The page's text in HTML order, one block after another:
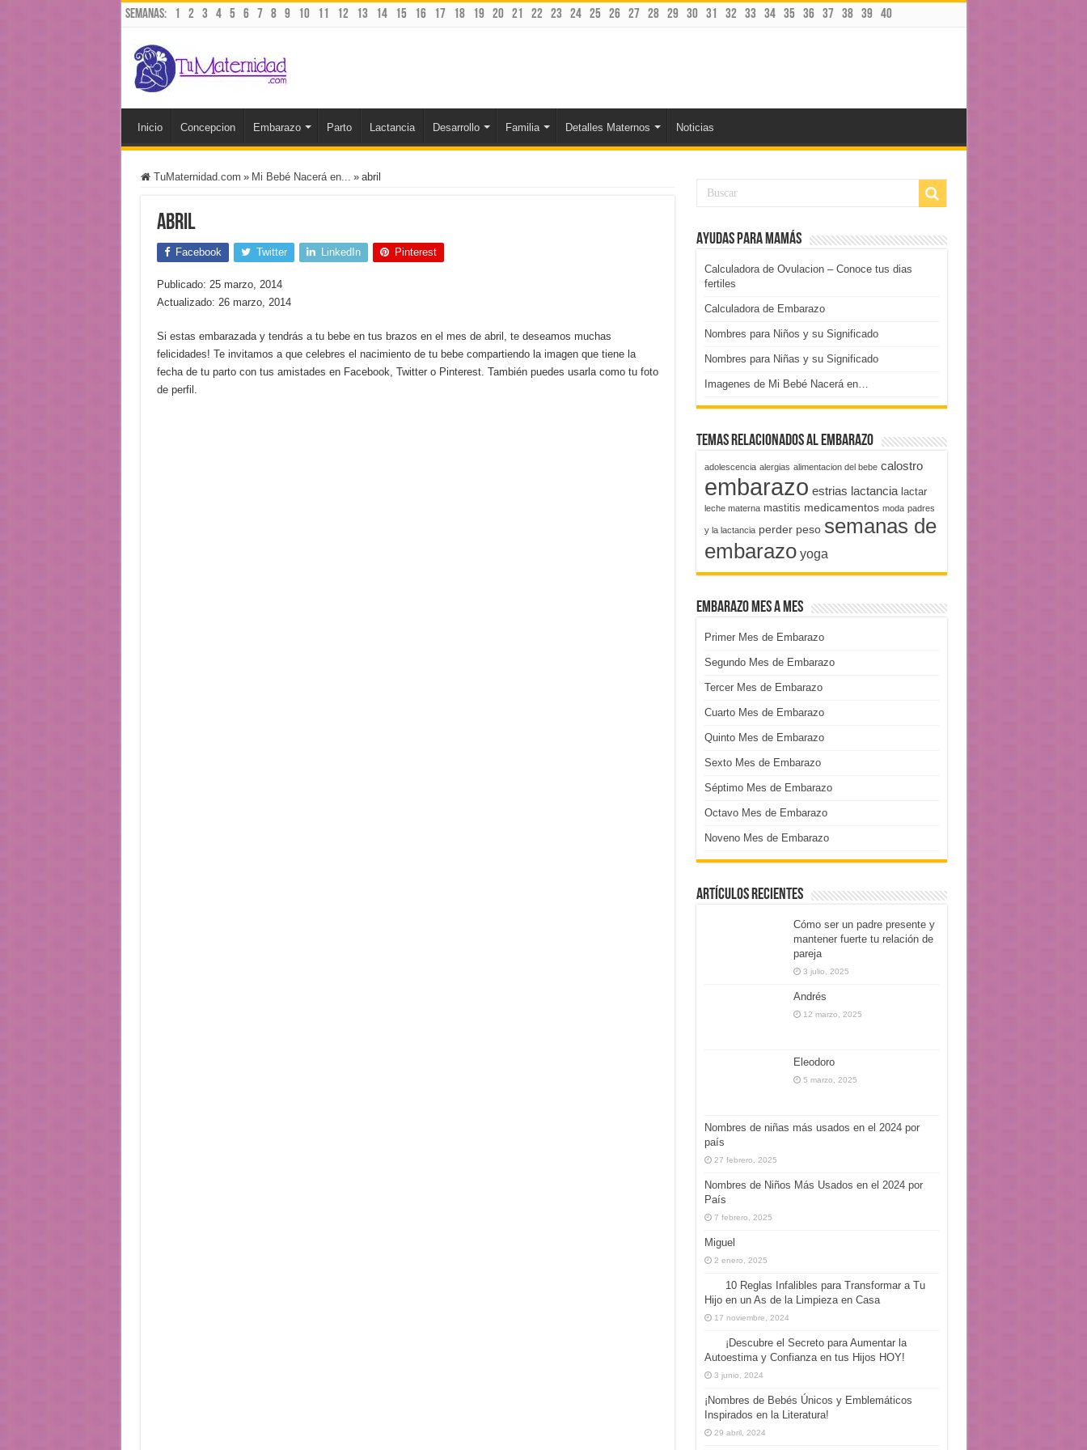
Semanas: 1 2 3 4 5 6 7 8 9 10 11 12 13 14 15 16 17 18 19 20 21 22 23 24 25 26 27 28 29 30 31 32 33 34 35 36 37 38 39 40
Inicio Concepcion Embarazo Parto Lactancia Desarrollo Familia Detalles Maternos Noticias
TuMaternidad.com » Mi Bebé Nacerá en... » abril
abril
Facebook Twitter LinkedIn Pinterest
Publicado: 25 marzo, 2014
Actualizado: 26 marzo, 2014
Si estas embarazada y tendrás a tu bebe en tus brazos en el mes de abril, te deseamos muchas
felicidades! Te invitamos a que celebres el nacimiento de tu bebe compartiendo la imagen que tiene la
fecha de tu parto con tus amistades en Facebook, Twitter o Pinterest. También puedes usarla como tu foto
de perfil.
Ayudas para mamás
Calculadora de Ovulacion – Conoce tus dias
fertiles
Calculadora de Embarazo
Nombres para Niños y su Significado
Nombres para Niñas y su Significado
Imagenes de Mi Bebé Nacerá en…
Temas relacionados al embarazo
adolescencia alergias alimentacion del bebe calostro
embarazo estrias lactancia lactar
leche materna mastitis medicamentos moda padres
y la lactancia perder peso semanas de
embarazo yoga
Embarazo Mes a Mes
Primer Mes de Embarazo
Segundo Mes de Embarazo
Tercer Mes de Embarazo
Cuarto Mes de Embarazo
Quinto Mes de Embarazo
Sexto Mes de Embarazo
Séptimo Mes de Embarazo
Octavo Mes de Embarazo
Noveno Mes de Embarazo
Artículos Recientes
Cómo ser un padre presente y
mantener fuerte tu relación de
pareja
3 julio, 2025
Andrés
12 marzo, 2025
Eleodoro
5 marzo, 2025
Nombres de niñas más usados en el 2024 por
país
27 febrero, 2025
Nombres de Niños Más Usados en el 2024 por
País
7 febrero, 2025
Miguel
2 enero, 2025
10 Reglas Infalibles para Transformar a Tu
Hijo en un As de la Limpieza en Casa
17 noviembre, 2024
¡Descubre el Secreto para Aumentar la
Autoestima y Confianza en tus Hijos HOY!
3 junio, 2024
¡Nombres de Bebés Únicos y Emblemáticos
Inspirados en la Literatura!
29 abril, 2024